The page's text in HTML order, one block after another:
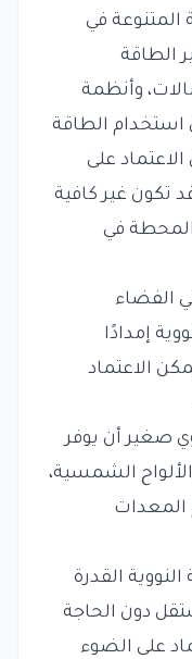
المتنوعة في
الطاقة
وأنظمة
استخدام الطاقة
الاعتماد على
تكون غير كافية
في
الفضاء
إمدادًا
الاعتماد
صغير أن يوفر
الشمسية،
المعدات
القدرة
دون الحاجة
على الضوء